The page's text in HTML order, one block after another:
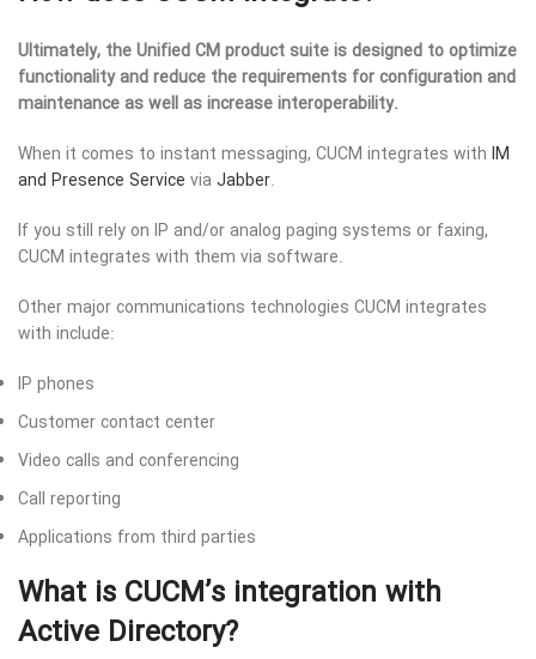
Ultimately, the Unified CM product suite is designed to optimize
functionality and reduce the requirements for configuration and
maintenance as well as increase interoperability.
When it comes to instant messaging, CUCM integrates with IM
and Presence Service viaJabber.
If you still rely on IP and/or analog paging systems or faxing,
CUCM integrates with them via software.
Other major communications technologies CUCM integrates
with include:
IP phones
Customer contact center
Video calls and conferencing
Call reporting
Applications from third parties
What is CUCM’s integration with
Active Directory?